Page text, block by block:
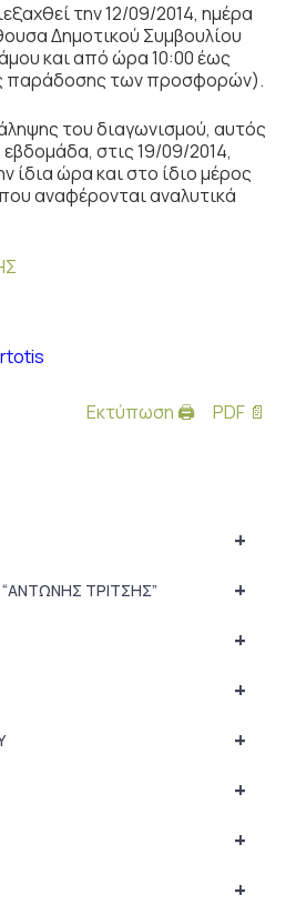
την 12/09/2014, ημέρα
Δημοτικού Συμβουλίου
και από ώρα 10:00 έως
παράδοσης των προσφορών).
του διαγωνισμού, αυτός
εβδομάδα, στις 19/09/2014,
ίδια ώρα και στο ίδιο μέρος
αναφέρονται αναλυτικά
Εκτύπωση 🖨 PDF 📄
+
+
ΤΡΙΤΣΗΣ”
+
+
+
+
+
+